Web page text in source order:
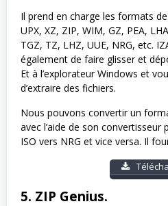
Il prend en charge les formats
UPX, XZ, ZIP, WIM, GZ, PEA,
TGZ, TZ, LHZ, UUE, NRG, etc.
également de faire glisser et
Et à l’explorateur Windows et
d’extraire des fichiers.
Nous pouvons convertir un
avec l’aide de son convertisseur
ISO vers NRG et vice versa. Il
5. ZIP Genius.